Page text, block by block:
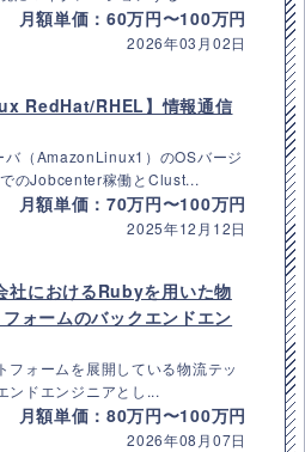
月額単価：60万円〜100万円
2026年03月02日
RedHat/RHEL】情報通信
バ（AmazonLinux1）のOSバージ
のJobcenter稼働とClust...
月額単価：70万円〜100万円
2025年12月12日
社におけるRubyを用いた物
ォームのバックエンドエン
フォームを展開している物流テッ
ンドエンジニアとし...
月額単価：80万円〜100万円
2026年08月07日